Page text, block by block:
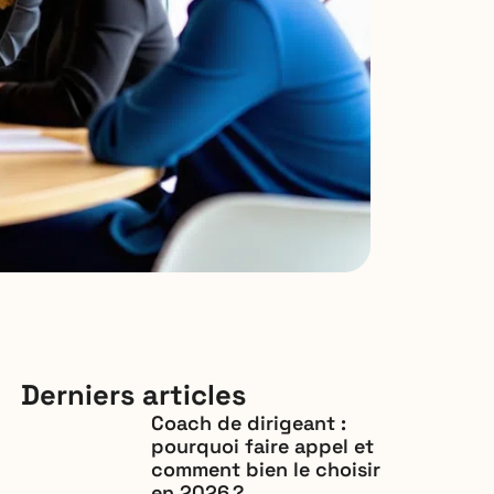
Derniers articles
Coach de dirigeant :
pourquoi faire appel et
comment bien le choisir